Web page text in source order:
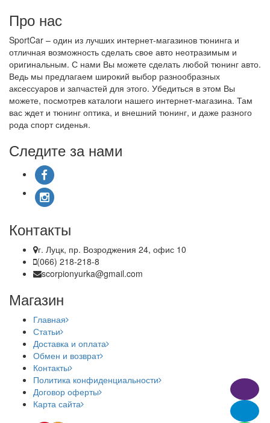
Про нас
SportCar – один из лучших интернет-магазинов тюнинга и
отличная возможность сделать свое авто неотразимым и
оригинальным. С нами Вы можете сделать любой тюнинг авто.
Ведь мы предлагаем широкий выбор разнообразных
аксессуаров и запчастей для этого. Убедиться в этом Вы
можете, посмотрев каталоги нашего интернет-магазина. Там
вас ждет и тюнинг оптика, и внешний тюнинг, и даже разного
рода спорт сиденья.
Следите за нами
Контакты
г. Луцк, пр. Возроджения 24, офис 10
(066) 218-218-8
scorpionyurka@gmail.com
Магазин
Главная
Статьи
Доставка и оплата
Обмен и возврат
Контакты
Политика конфиденциальности
Договор оферты
Карта сайта